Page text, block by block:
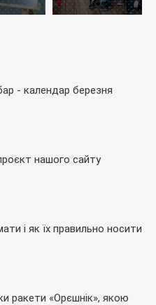
- календар березня
нашого сайту
і як їх правильно носити
ракети «Орєшнік», якою